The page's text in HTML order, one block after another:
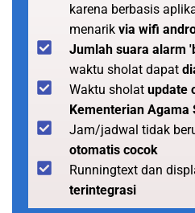
karena berbasis
menarik via wifi
Jumlah suara alarm
waktu sholat dapat
Waktu sholat update
Kementerian Agama
Jam/jadwal tidak
otomatis cocok
Runningtext dan
terintegrasi